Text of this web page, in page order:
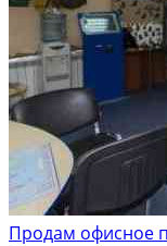
Продам офисное